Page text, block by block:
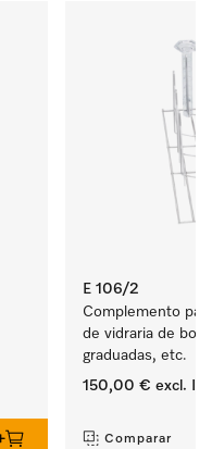
E 106/2
Complemento
de vidraria de
graduadas, etc.
150,00 € excl.
Comparar